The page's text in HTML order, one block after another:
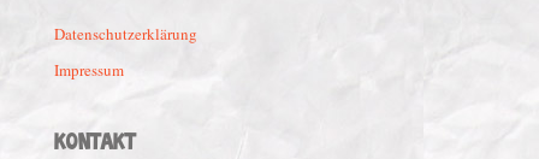
Datenschutzerklärung
Impressum
KONTAKT